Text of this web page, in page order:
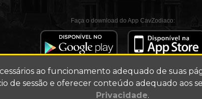
Faça o download do App CavZodiaco:
ao funcionamento adequado de suas
de sessão e oferecer conteúdo adequado aos
Privacidade.